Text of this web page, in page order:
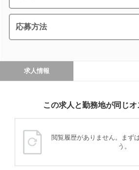
応募方法
求人情報
この求人と勤務地が同じオ
閲覧履歴がありません。まず
う。